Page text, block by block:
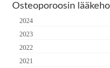
Osteoporoosin
2024
2023
2022
2021